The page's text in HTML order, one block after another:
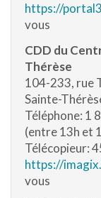
https://
vous
CDD du
Thérèse
104-233, rue
Sainte-
Téléphone: 1
(entre 13h et
Télécopieur:
https://
vous